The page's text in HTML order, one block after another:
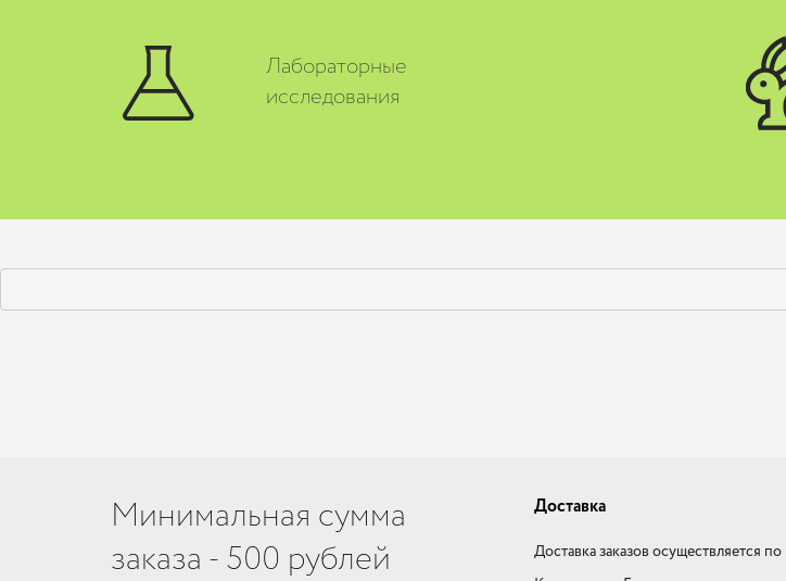
Лабораторные
исследования
Минимальная сумма
заказа - 500 рублей
Доставка
Доставка заказов осуществляется